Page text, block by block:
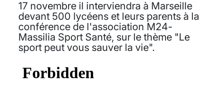
17 novembre il interviendra à Marseille
devant 500 lycéens et leurs parents à la
conférence de l'association M24-
Massilia Sport Santé, sur le thème "Le
sport peut vous sauver la vie".